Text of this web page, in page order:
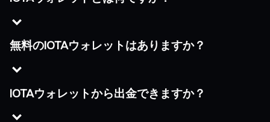
無料のIOTAウォレットはありますか？
IOTAウォレットから出金できますか？